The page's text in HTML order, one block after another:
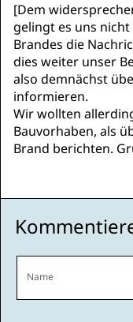
[Dem
gelingt es uns
Brandes die
dies weiter unser
also demnächst
informieren.
Wir wollten
Bauvorhaben, als
Brand berichten.
Name